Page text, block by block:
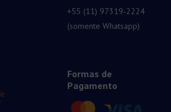
+55 (11) 97319-2224
(somente Whatsapp)
Formas de
Pagamento